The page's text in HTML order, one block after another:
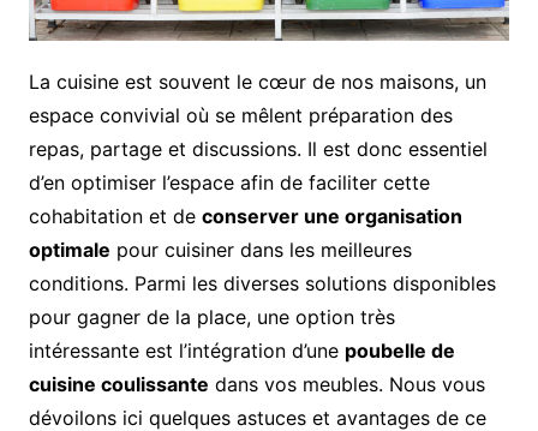
La cuisine est souvent le cœur de nos maisons, un
espace convivial où se mêlent préparation des
repas, partage et discussions. Il est donc essentiel
d’en optimiser l’espace afin de faciliter cette
cohabitation et de conserver une organisation
optimale pour cuisiner dans les meilleures
conditions. Parmi les diverses solutions disponibles
pour gagner de la place, une option très
intéressante est l’intégration d’une poubelle de
cuisine coulissante dans vos meubles. Nous vous
dévoilons ici quelques astuces et avantages de ce